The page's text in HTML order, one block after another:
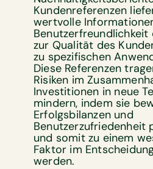
Kundenreferenzen
wertvolle
Benutzerfreundlichkeit
zur Qualität des
zu spezifischen
Diese Referenzen
Risiken im
Investitionen in neue
mindern, indem sie
Erfolgsbilanzen und
Benutzerzufriedenheit
und somit zu einem
Faktor im
werden.